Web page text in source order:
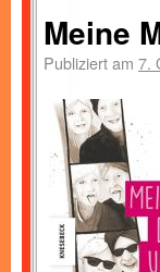
Meine
Publiziert am 7.